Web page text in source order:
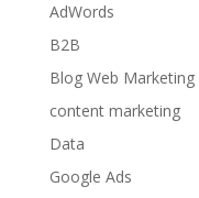
AdWords
B2B
Blog Web Marketing
content marketing
Data
Google Ads